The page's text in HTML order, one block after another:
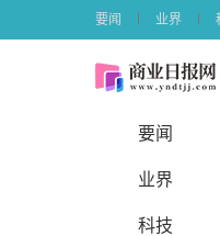
要闻 业界
要闻
业界
科技